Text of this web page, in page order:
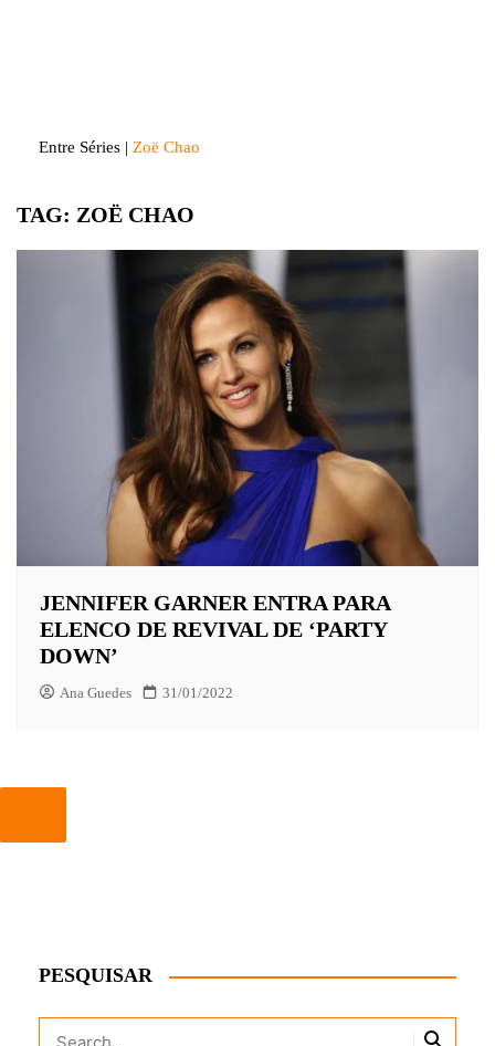
Entre Séries | Zoë Chao
TAG: ZOË CHAO
JENNIFER GARNER ENTRA PARA
ELENCO DE REVIVAL DE ‘PARTY
DOWN’
Ana Guedes 31/01/2022
PESQUISAR